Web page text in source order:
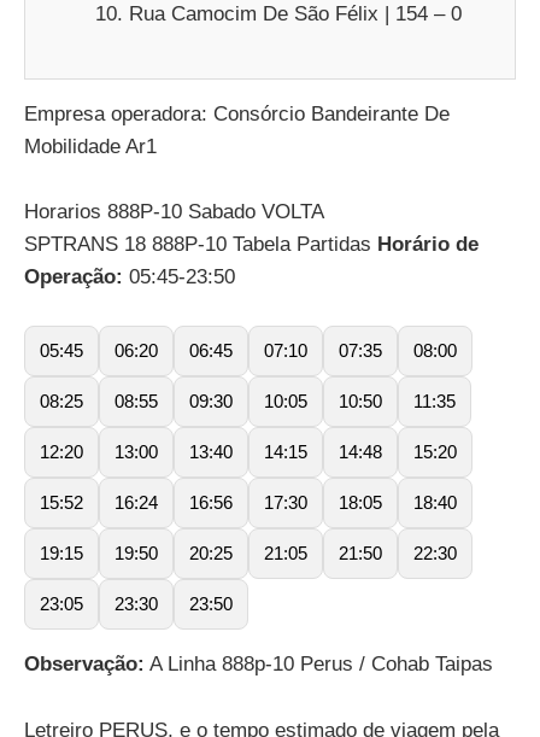
Rua Camocim De São Félix | 154 – 0
Empresa operadora: Consórcio Bandeirante De
Mobilidade Ar1
Horarios 888P-10 Sabado VOLTA
SPTRANS 18 888P-10 Tabela Partidas Horário de
Operação: 05:45-23:50
05:45 06:20 06:45 07:10 07:35 08:00
08:25 08:55 09:30 10:05 10:50 11:35
12:20 13:00 13:40 14:15 14:48 15:20
15:52 16:24 16:56 17:30 18:05 18:40
19:15 19:50 20:25 21:05 21:50 22:30
23:05 23:30 23:50
Observação: A Linha 888p-10 Perus / Cohab Taipas
Letreiro PERUS, e o tempo estimado de viagem pela